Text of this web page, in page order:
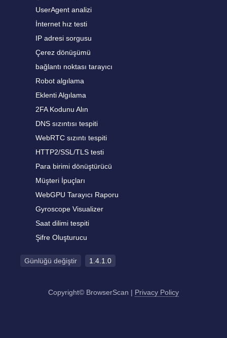
UserAgent analizi
İnternet hız testi
IP adresi sorgusu
Çerez dönüşümü
bağlantı noktası tarayıcı
Robot algılama
Eklenti Algılama
2FA Kodunu Alın
DNS sızıntısı tespiti
WebRTC sızıntı tespiti
HTTP2/SSL/TLS testi
Para birimi dönüştürücü
Müşteri İpuçları
WebGPU Tarayıcı Raporu
Gyroscope Visualizer
Saat dilimi tespiti
Şifre Oluşturucu
Günlüğü değiştir 1.4.1.0
Copyright© BrowserScan | Privacy Policy